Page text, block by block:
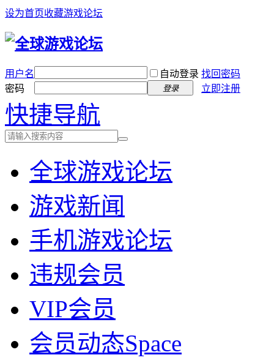
设为首页收藏游戏论坛
用户名 自动登录 找回密码
密码
登录 立即注册
快捷导航
全球游戏论坛
游戏新闻
手机游戏论坛
违规会员
VIP会员
会员动态Space